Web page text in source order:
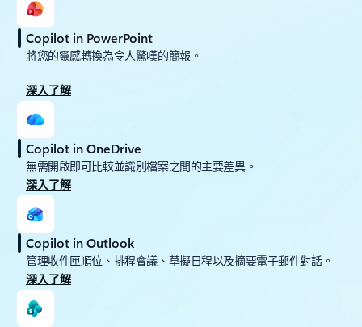
Copilot in PowerPoint
將您的靈感轉換為令人驚嘆的簡報。
深入了解
Copilot in OneDrive
無需開啟即可比較並識別檔案之間的主要差異。
深入了解
Copilot in Outlook
管理收件匣順位、排程會議、草擬日程以及摘要電子郵件對話。
深入了解